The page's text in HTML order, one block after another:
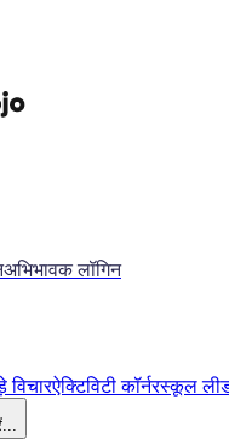
अभिभावक लॉगिन
विचारऐक्टिविटी कॉर्नरस्कूल